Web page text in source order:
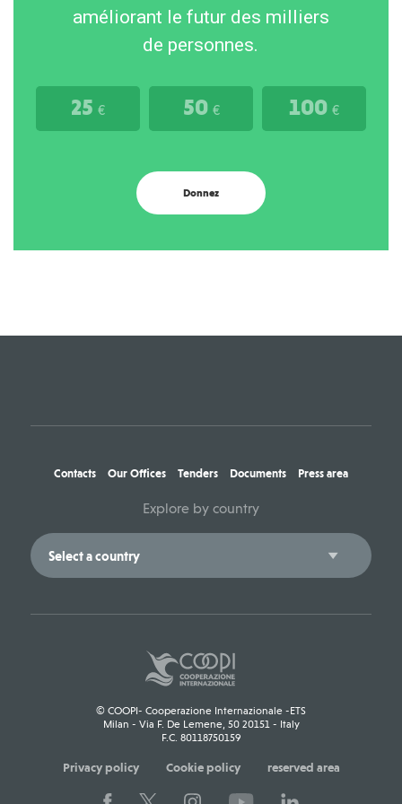
améliorant le futur des milliers
de personnes.
25 € 50 € 100 €
Donnez
Contacts Our Offices Tenders Documents Press area
Explore by country
© COOPI- Cooperazione Internazionale -ETS
Milan - Via F. De Lemene, 50 20151 - Italy
F.C. 80118750159
Privacy policy Cookie policy reserved area